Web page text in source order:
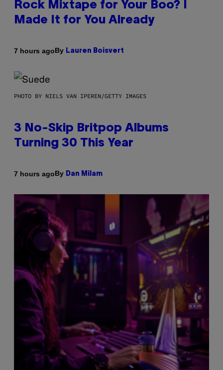
Rock Mixtape for Your Boo? I
Made It for You Already
7 hours agoBy Lauren Boisvert
PHOTO BY NIELS VAN IPEREN/GETTY IMAGES
3 No-Skip Britpop Albums
Turning 30 This Year
7 hours agoBy Dan Milam